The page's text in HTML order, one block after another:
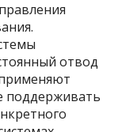
отвод
поддерживать